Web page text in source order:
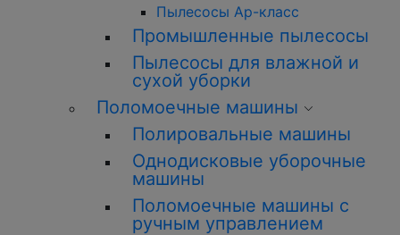
Пылесосы Ар-класс
Промышленные пылесосы
Пылесосы для влажной и
сухой уборки
Поломоечные машины
Полировальные машины
Однодисковые уборочные
машины
Поломоечные машины с
ручным управлением